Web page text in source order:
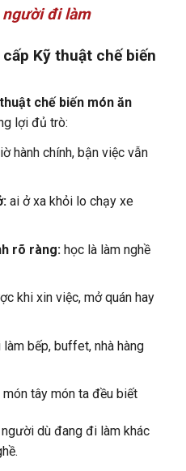
người đi làm
Kỹ thuật chế biến
chế biến món ăn
lợi đủ trò:
hành chính, bận việc vẫn
ai ở xa khỏi lo chạy xe
rõ ràng:học là làm nghề
khi xin việc, mở quán hay
bếp, buffet, nhà hàng
tây món ta đều biết
dù đang đi làm khác